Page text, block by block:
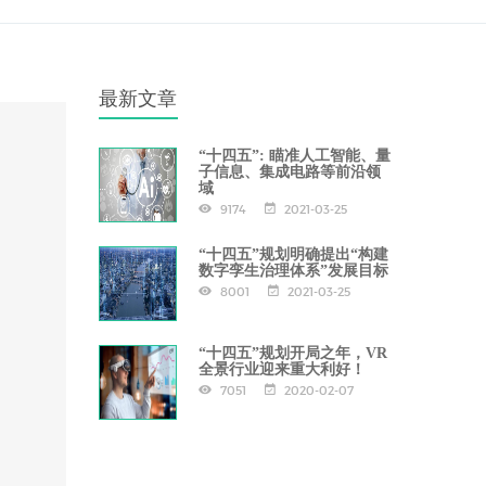
最新文章
“十四五”: 瞄准人工智能、量
子信息、集成电路等前沿领
域
9174 2021-03-25
“十四五”规划明确提出“构建
数字孪生治理体系”发展目标
8001 2021-03-25
“十四五”规划开局之年，VR
全景行业迎来重大利好！
7051 2020-02-07